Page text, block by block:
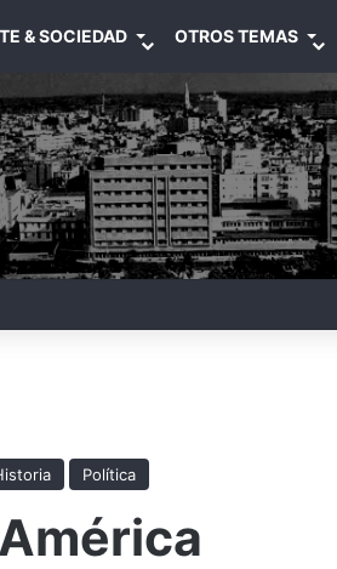
& SOCIEDAD OTROS TEMAS
Política